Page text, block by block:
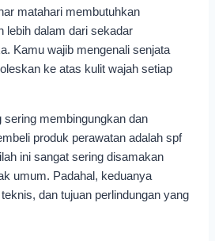
matahari membutuhkan
lebih dalam dari sekadar
Kamu wajib mengenali senjata
ke atas kulit wajah setiap
sering membingungkan dan
produk perawatan adalah spf
ini sangat sering disamakan
umum. Padahal, keduanya
dan tujuan perlindungan yang